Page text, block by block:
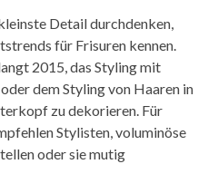
Detail durchdenken,
für Frisuren kennen.
2015, das Styling mit
dem Styling von Haaren in
zu dekorieren. Für
Stylisten, voluminöse
oder sie mutig